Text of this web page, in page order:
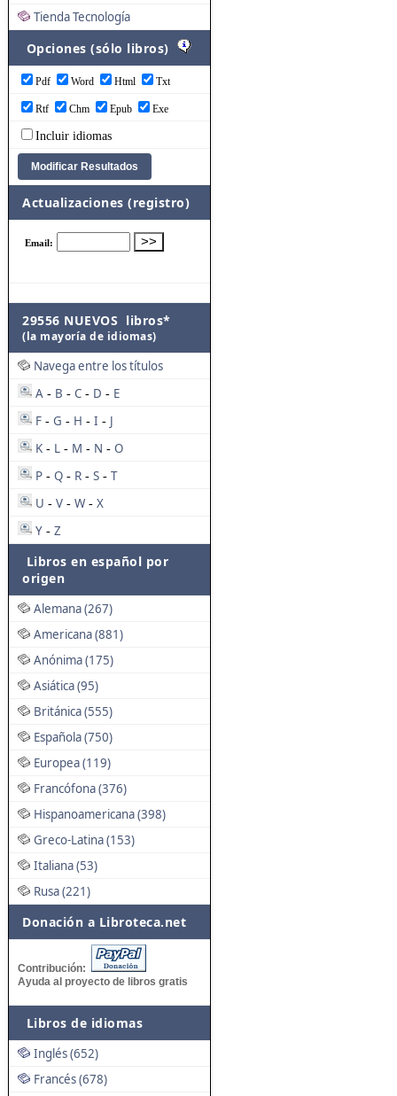
Tienda Tecnología
Opciones (sólo libros)
Pdf Word Html Txt
Rtf Chm Epub Exe
Incluir idiomas
Actualizaciones (registro)
29556 NUEVOS libros*
(la mayoría de idiomas)
Navega entre los títulos
A - B - C - D - E
F - G - H - I - J
K - L - M - N - O
P - Q - R - S - T
U - V - W - X
Y - Z
Libros en español por
origen
Alemana (267)
Americana (881)
Anónima (175)
Asiática (95)
Británica (555)
Española (750)
Europea (119)
Francófona (376)
Hispanoamericana (398)
Greco-Latina (153)
Italiana (53)
Rusa (221)
Donación a Libroteca.net
Contribución:
Ayuda al proyecto de libros gratis
Libros de idiomas
Inglés (652)
Francés (678)